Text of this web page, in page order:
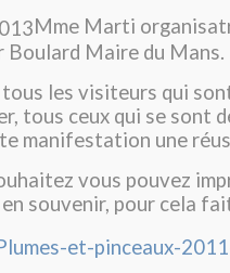
Mme Marti
Boulard Maire du Mans.
les visiteurs qui
tous ceux qui se sont
manifestation une
vous pouvez
en souvenir, pour cela